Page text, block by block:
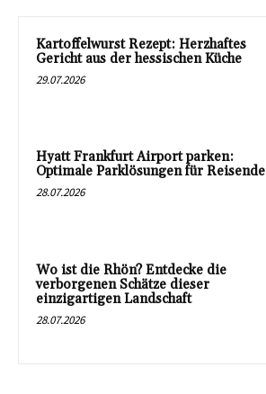
Kartoffelwurst Rezept: Herzhaftes
Gericht aus der hessischen Küche
29.07.2026
Hyatt Frankfurt Airport parken:
Optimale Parklösungen für Reisende
28.07.2026
Wo ist die Rhön? Entdecke die
verborgenen Schätze dieser
einzigartigen Landschaft
28.07.2026